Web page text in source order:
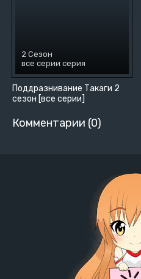
Поддразнивание Такаги 2
сезон [все серии]
2 Сезон
все серии серия
Комментарии (0)